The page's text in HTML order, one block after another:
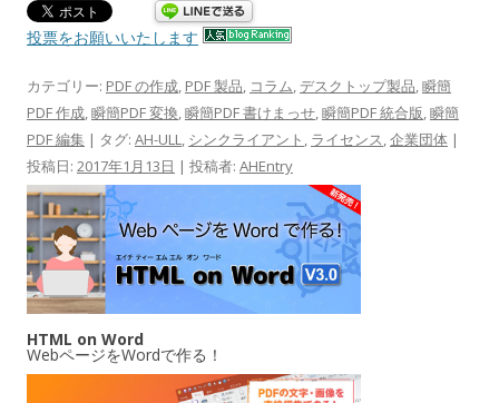
投票をお願いいたします
カテゴリー: PDF の作成, PDF 製品, コラム, デスクトップ製品,瞬簡
PDF 作成,瞬簡PDF 変換,瞬簡PDF 書けまっせ,瞬簡PDF 統合版,瞬簡
PDF 編集 | タグ: AH-ULL, シンクライアント , ライセンス,企業団体 |
投稿日: 2017年1月13日 | 投稿者: AHEntry
HTML on Word
WebページをWordで作る！